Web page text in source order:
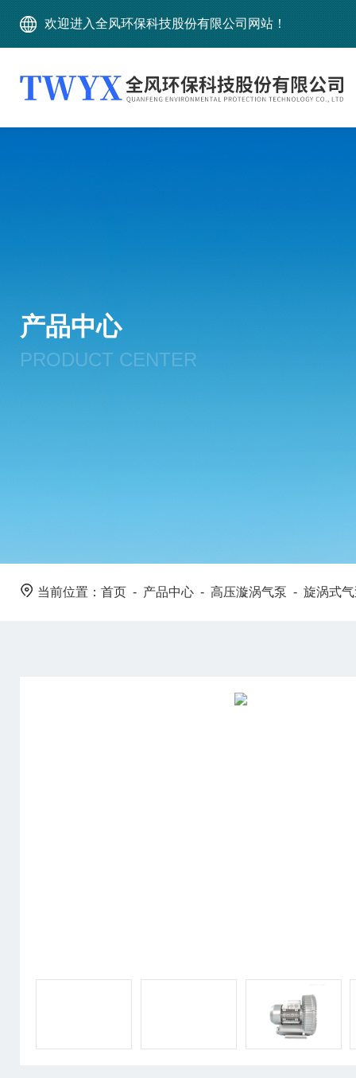
欢迎进入全风环保科技股份有限公司网站！
产品中心
PRODUCT CENTER
当前位置： 首页 - 产品中心 - 高压漩涡气泵 - 旋涡式